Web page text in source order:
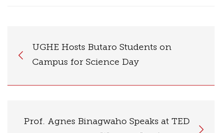
UGHE Hosts Butaro Students on
Campus for Science Day
Prof. Agnes Binagwaho Speaks at TED